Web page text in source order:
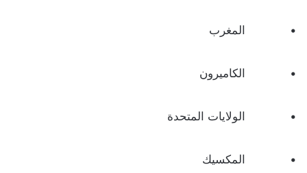
• المغرب
• الكاميرون
• الولايات المتحدة
• المكسيك